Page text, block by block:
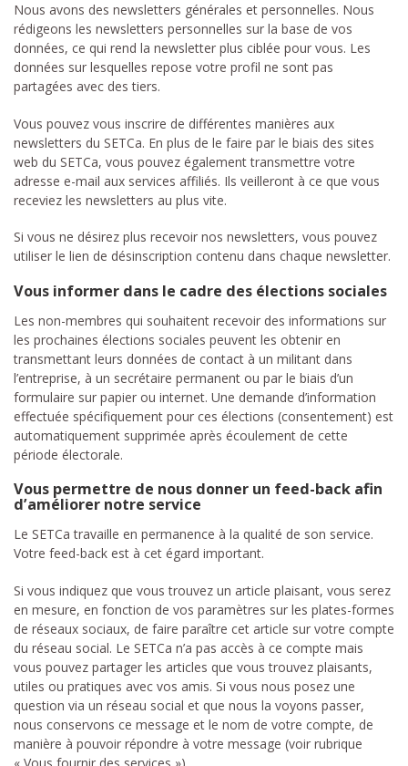
Nous avons des newsletters générales et personnelles. Nous
rédigeons les newsletters personnelles sur la base de vos
données, ce qui rend la newsletter plus ciblée pour vous. Les
données sur lesquelles repose votre profil ne sont pas
partagées avec des tiers.
Vous pouvez vous inscrire de différentes manières aux
newsletters du SETCa. En plus de le faire par le biais des sites
web du SETCa, vous pouvez également transmettre votre
adresse e-mail aux services affiliés. Ils veilleront à ce que vous
receviez les newsletters au plus vite.
Si vous ne désirez plus recevoir nos newsletters, vous pouvez
utiliser le lien de désinscription contenu dans chaque newsletter.
Vous informer dans le cadre des élections sociales
Les non-membres qui souhaitent recevoir des informations sur
les prochaines élections sociales peuvent les obtenir en
transmettant leurs données de contact à un militant dans
l’entreprise, à un secrétaire permanent ou par le biais d’un
formulaire sur papier ou internet. Une demande d’information
effectuée spécifiquement pour ces élections (consentement) est
automatiquement supprimée après écoulement de cette
période électorale.
Vous permettre de nous donner un feed-back afin
d’améliorer notre service
Le SETCa travaille en permanence à la qualité de son service.
Votre feed-back est à cet égard important.
Si vous indiquez que vous trouvez un article plaisant, vous serez
en mesure, en fonction de vos paramètres sur les plates-formes
de réseaux sociaux, de faire paraître cet article sur votre compte
du réseau social. Le SETCa n’a pas accès à ce compte mais
vous pouvez partager les articles que vous trouvez plaisants,
utiles ou pratiques avec vos amis. Si vous nous posez une
question via un réseau social et que nous la voyons passer,
nous conservons ce message et le nom de votre compte, de
manière à pouvoir répondre à votre message (voir rubrique
« Vous fournir des services »).